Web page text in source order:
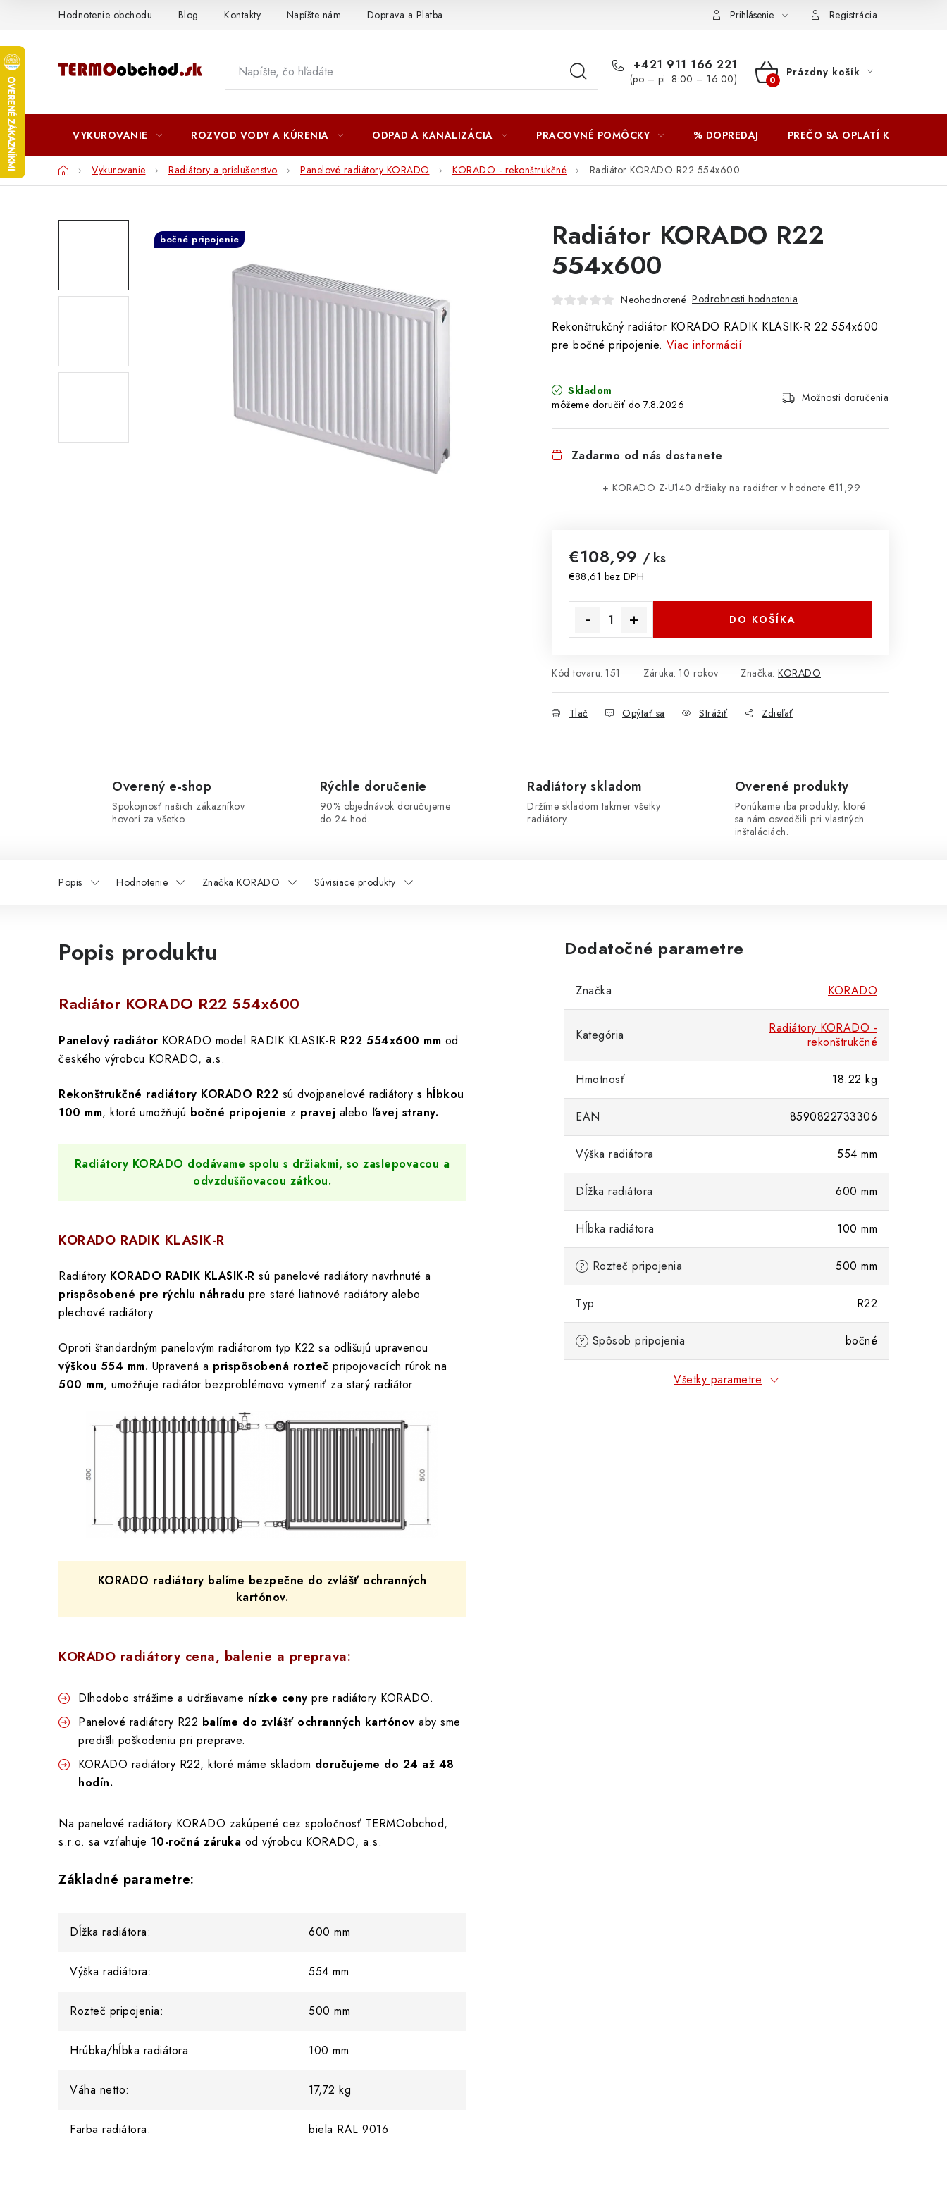
Hodnotenie obchodu Blog Kontakty Napíšte nám Doprava a Platba Prihlásenie Registrácia
+421 911 166 221
(po – pi: 8:00 – 16:00)
NÁKUPNÝ
Prázdny košík
VYKUROVANIE ROZVOD VODY A KÚRENIA ODPAD A KANALIZÁCIA PRACOVNÉ POMÔCKY % DOPREDAJ PREČO SA OPLATÍ KUPOVAŤ
DomovVykurovanie Radiátory a príslušenstvo Panelové radiátory KORADO KORADO - rekonštrukčné Radiátor KORADO R22 554x600
Radiátor KORADO R22
554x600
Neohodnotené Podrobnosti hodnotenia
Rekonštrukčný radiátor KORADO RADIK KLASIK-R 22 554x600
pre bočné pripojenie. Viac informácií
Skladom
7.8.2026
Možnosti doručenia
Zadarmo od nás dostanete
+ KORADO Z-U140 držiaky na radiátor v hodnote €11,99
€108,99 / ks
€88,61 bez DPH
DO KOŠÍKA
Kód tovaru: 151 Záruka: 10 rokov Značka: KORADO
Tlač Opýtať sa Strážiť Zdieľať
bočné pripojenie
Overený e-shop
Spokojnosť našich zákazníkov
hovorí za všetko.
Rýchle doručenie
90% objednávok doručujeme
do 24 hod.
Radiátory skladom
Držíme skladom takmer všetky
radiátory.
Overené produkty
Ponúkame iba produkty, ktoré
sa nám osvedčili pri vlastných
inštaláciách.
Popis Hodnotenie Značka KORADO Súvisiace produkty
Popis produktu
Radiátor KORADO R22 554x600
Panelový radiátor KORADO model RADIK KLASIK-R R22 554x600 mm od
českého výrobcu KORADO, a.s.
Rekonštrukčné radiátory KORADO R22 sú dvojpanelové radiátory s hĺbkou
100 mm, ktoré umožňujú bočné pripojenie z pravej alebo ľavej strany.
Radiátory KORADO dodávame spolu s držiakmi, so zaslepovacou a
odvzdušňovacou zátkou.
KORADO RADIK KLASIK-R
Radiátory KORADO RADIK KLASIK-R sú panelové radiátory navrhnuté a
prispôsobené pre rýchlu náhradu pre staré liatinové radiátory alebo
plechové radiátory.
Oproti štandardným panelovým radiátorom typ K22 sa odlišujú upravenou
výškou 554 mm. Upravená a prispôsobená rozteč pripojovacích rúrok na
500 mm, umožňuje radiátor bezproblémovo vymeniť za starý radiátor.
KORADO radiátory balíme bezpečne do zvlášť ochranných
kartónov.
KORADO radiátory cena, balenie a preprava:
Dlhodobo strážime a udržiavame nízke ceny pre radiátory KORADO.
Panelové radiátory R22 balíme do zvlášť ochranných kartónov aby sme
predišli poškodeniu pri preprave.
KORADO radiátory R22, ktoré máme skladom doručujeme do 24 až 48
hodín.
Na panelové radiátory KORADO zakúpené cez spoločnosť TERMOobchod,
s.r.o. sa vzťahuje 10-ročná záruka od výrobcu KORADO, a.s.
Základné parametre:
Dĺžka radiátora: 600 mm
Výška radiátora: 554 mm
Rozteč pripojenia: 500 mm
Hrúbka/hĺbka radiátora: 100 mm
Váha netto: 17,72 kg
Farba radiátora: biela RAL 9016
Dodatočné parametre
Značka KORADO
Kategória
Radiátory KORADO -
rekonštrukčné
Hmotnosť 18.22 kg
EAN 8590822733306
Výška radiátora 554 mm
Dĺžka radiátora 600 mm
Hĺbka radiátora 100 mm
? Rozteč pripojenia 500 mm
Typ R22
? Spôsob pripojenia bočné
Všetky parametre